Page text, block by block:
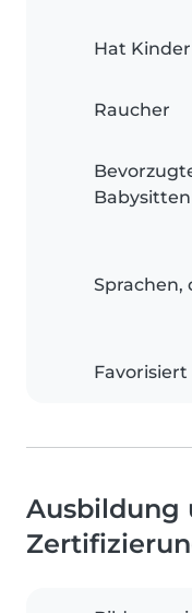
Hat Kinder
Raucher
Babysitten
Sprachen,
Favorisiert
Ausbildung